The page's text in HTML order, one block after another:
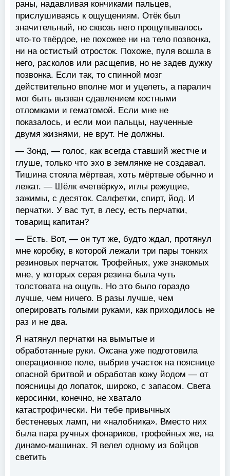
раны, надавливая кончиками пальцев,
прислушиваясь к ощущениям. Отёк был
значительный, но сквозь него прощупывалось
что-то твёрдое, не похожее ни на тело позвонка,
ни на остистый отросток. Похоже, пуля вошла в
него, расколов или расщепив, но не задев дужку
позвонка. Если так, то спинной мозг
действительно вполне мог и уцелеть, а паралич
мог быть вызван сдавлением костными
отломками и гематомой. Если мне не
показалось, и если мои пальцы, наученные
двумя жизнями, не врут. Не должны.
— Зонд, — голос, как всегда ставший жестче и
глуше, только что эхо в землянке не создавал.
Тишина стояла мёртвая, хоть мёртвые обычно и
лежат. — Шёлк «четвёрку», иглы режущие,
зажимы, с десяток. Салфетки, спирт, йод. И
перчатки. У вас тут, в лесу, есть перчатки,
товарищ капитан?
— Есть. Вот, — он тут же, будто ждал, протянул
мне коробку, в которой лежали три пары тонких
резиновых перчаток. Трофейных, уже знакомых
мне, у которых серая резина была чуть
толстовата на ощупь. Но это было гораздо
лучше, чем ничего. В разы лучше, чем
оперировать голыми руками, как приходилось не
раз и не два.
Я натянул перчатки на вымытые и
обработанные руки. Оксана уже подготовила
операционное поле, выбрив участок на пояснице
опасной бритвой и обработав кожу йодом — от
поясницы до лопаток, широко, с запасом. Света
керосинки, конечно, не хватало
катастрофически. Ни тебе привычных
бестеневых ламп, ни «налобника». Вместо них
была пара ручных фонариков, трофейных же, на
динамо-машинах. Я велел одному из бойцов
светить